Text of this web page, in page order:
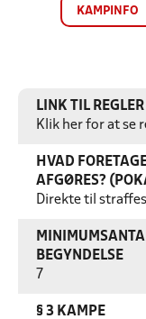
KAMPINFO
LINK TIL REGLER
Klik her for at se
HVAD
AFGØRES?
Direkte til
BEGYNDELSE
7
§ 3 KAMPE